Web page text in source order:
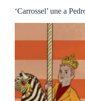
‘Carrossel’ une a